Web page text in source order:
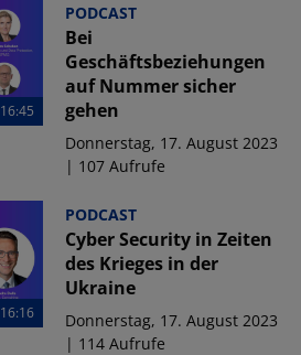
16:45
PODCAST
Bei
Geschäftsbeziehungen
auf Nummer sicher
gehen
Donnerstag, 17. August 2023
| 107 Aufrufe
16:16
PODCAST
Cyber Security in Zeiten
des Krieges in der
Ukraine
Donnerstag, 17. August 2023
| 114 Aufrufe